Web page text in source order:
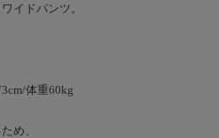
イドパンツ。
体重60kg
め、